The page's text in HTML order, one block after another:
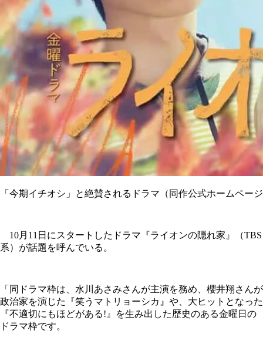
「今期イチオシ」と絶賛されるドラマ（同作公式ホームペー
10月11日にスタートしたドラマ『ライオンの隠れ家』（TBS
系）が話題を呼んでいる。
「同ドラマ枠は、水川あさみさんが主演を務め、櫻井翔さんが
政治家を演じた『笑うマトリョーシカ』や、大ヒットとなった
『不適切にもほどがある!』を生み出した歴史のある金曜日の
ドラマ枠です。